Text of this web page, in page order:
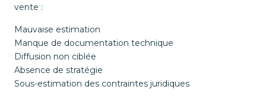
vente :
Mauvaise estimation
Manque de documentation technique
Diffusion non ciblée
Absence de stratégie
Sous-estimation des contraintes juridiques